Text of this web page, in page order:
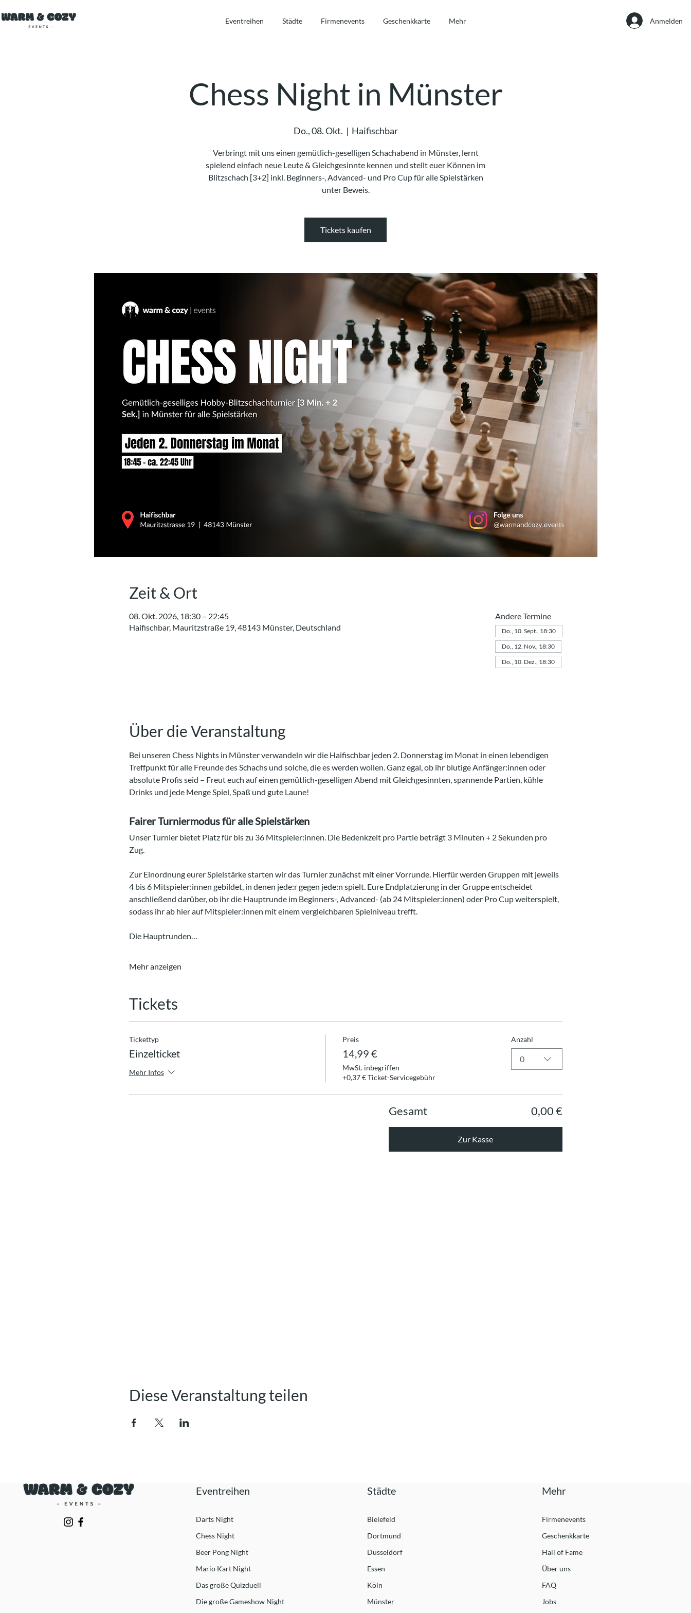
Anmelden
Eventreihen Städte Firmenevents Geschenkkarte Mehr
Chess Night in Münster
Do., 08. Okt.
  |
Haifischbar
Verbringt mit uns einen gemütlich-geselligen Schachabend in Münster, lernt
spielend einfach neue Leute & Gleichgesinnte kennen und stellt euer Können im
Blitzschach [3+2] inkl. Beginners-, Advanced- und Pro Cup für alle Spielstärken
unter Beweis.
Tickets kaufen
Zeit & Ort
08. Okt. 2026, 18:30 – 22:45
Haifischbar, Mauritzstraße 19, 48143 Münster, Deutschland
Andere Termine
Do., 10. Sept., 18:30
Do., 12. Nov., 18:30
Do., 10. Dez., 18:30
Über die Veranstaltung
Bei unseren Chess Nights in Münster verwandeln wir die Haifischbar jeden 2. Donnerstag im Monat in einen lebendigen
Treffpunkt für alle Freunde des Schachs und solche, die es werden wollen. Ganz egal, ob ihr blutige Anfänger:innen oder
absolute Profis seid – Freut euch auf einen gemütlich-geselligen Abend mit Gleichgesinnten, spannende Partien, kühle
Drinks und jede Menge Spiel, Spaß und gute Laune!
Fairer Turniermodus für alle Spielstärken
Unser Turnier bietet Platz für bis zu 36 Mitspieler:innen. Die Bedenkzeit pro Partie beträgt 3 Minuten + 2 Sekunden pro
Zug.
Zur Einordnung eurer Spielstärke starten wir das Turnier zunächst mit einer Vorrunde. Hierfür werden Gruppen mit jeweils
4 bis 6 Mitspieler:innen gebildet, in denen jede:r gegen jede:n spielt. Eure Endplatzierung in der Gruppe entscheidet
anschließend darüber, ob ihr die Hauptrunde im Beginners-, Advanced- (ab 24 Mitspieler:innen) oder Pro Cup weiterspielt,
sodass ihr ab hier auf Mitspieler:innen mit einem vergleichbaren Spielniveau trefft.
Die Hauptrunden…
Mehr anzeigen
Tickets
Tickettyp
Einzelticket
Mehr Infos
Preis
14,99 €
MwSt. inbegriffen
+0,37 € Ticket-Servicegebühr
Anzahl
0
Gesamt 0,00 €
Zur Kasse
Diese Veranstaltung teilen
Eventreihen
Darts Night
Chess Night
Beer Pong Night
Mario Kart Night
Das große Quizduell
Die große Gameshow Night
Städte
Bielefeld
Dortmund
Düsseldorf
Essen
Köln
Münster
Mehr
Firmenevents
Geschenkkarte
Hall of Fame
Über uns
FAQ
Jobs